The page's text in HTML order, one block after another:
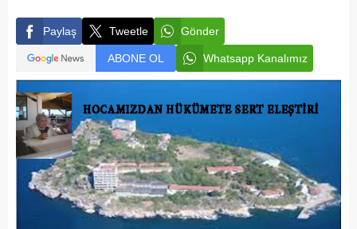
Paylaş Tweetle Gönder
ABONE OL Whatsapp Kanalımız